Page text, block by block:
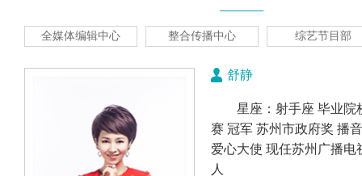
全媒体编辑中心 整合传播中心 综艺节目部
舒静
星座：射手座 毕业院
赛 冠军 苏州市政府奖 播
爱心大使 现任苏州广播
人